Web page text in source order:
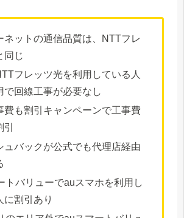
ネットの通信品質は、NTTフレ
同じ
フレッツ光を利用している人
で回線工事が必要なし
費も割引キャンペーンで工事費
ュバックが公式でも代理店経由
トバリューでauスマホを利用し
に割引あり